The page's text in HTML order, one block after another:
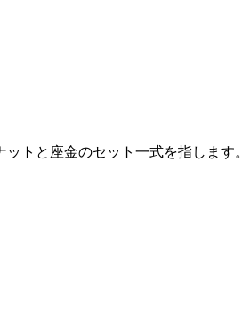
トと座金のセット一式を指します